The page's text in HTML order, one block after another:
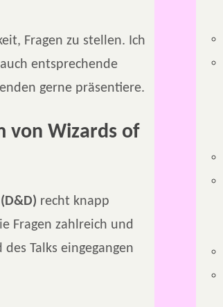
Fragen zu stellen. Ich
entsprechende
gerne präsentiere.
von Wizards of
recht knapp
Fragen zahlreich und
Talks eingegangen